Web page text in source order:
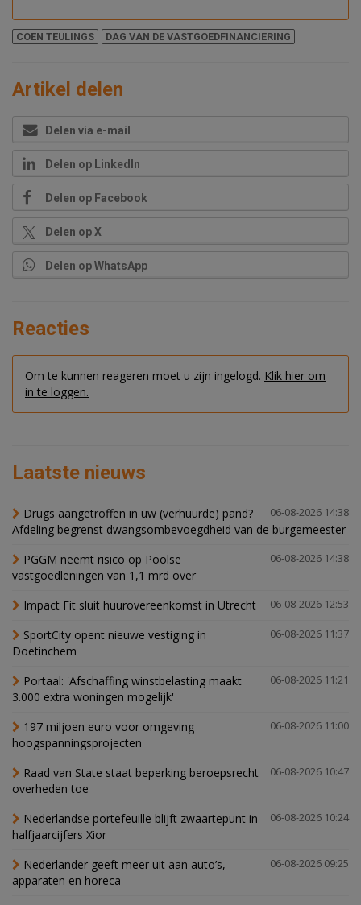
COEN TEULINGS DAG VAN DE VASTGOEDFINANCIERING
Artikel delen
Delen via e-mail
Delen op LinkedIn
Delen op Facebook
Delen op X
Delen op WhatsApp
Reacties
Om te kunnen reageren moet u zijn ingelogd. Klik hier om
in te loggen.
Laatste nieuws
06-08-2026 14:38
Drugs aangetroffen in uw (verhuurde) pand?
Afdeling begrenst dwangsombevoegdheid van de burgemeester
06-08-2026 14:38
PGGM neemt risico op Poolse
vastgoedleningen van 1,1 mrd over
06-08-2026 12:53
Impact Fit sluit huurovereenkomst in Utrecht
06-08-2026 11:37
SportCity opent nieuwe vestiging in
Doetinchem
06-08-2026 11:21
Portaal: 'Afschaffing winstbelasting maakt
3.000 extra woningen mogelijk'
06-08-2026 11:00
197 miljoen euro voor omgeving
hoogspanningsprojecten
06-08-2026 10:47
Raad van State staat beperking beroepsrecht
overheden toe
06-08-2026 10:24
Nederlandse portefeuille blijft zwaartepunt in
halfjaarcijfers Xior
06-08-2026 09:25
Nederlander geeft meer uit aan auto’s,
apparaten en horeca